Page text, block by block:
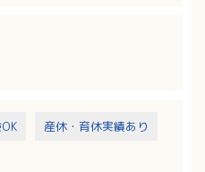
産休・育休実績あり